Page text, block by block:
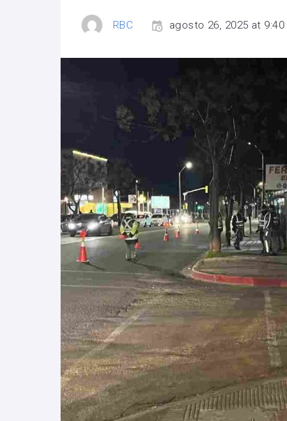
RBC agosto 26, 2025 at 9:40